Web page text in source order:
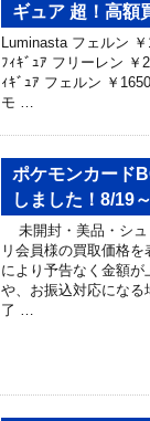
ギュア 超！高額
Luminasta フェルン
ﾌｨｷﾞｭｱ フリーレン ￥
ｨｷﾞｭｱ フェルン ￥
モ …
ポケモンカード
しました！8/19～
未開封・美品・シュ
リ会員様の買取価格
により予告なく金額
や、お振込対応にな
了 …